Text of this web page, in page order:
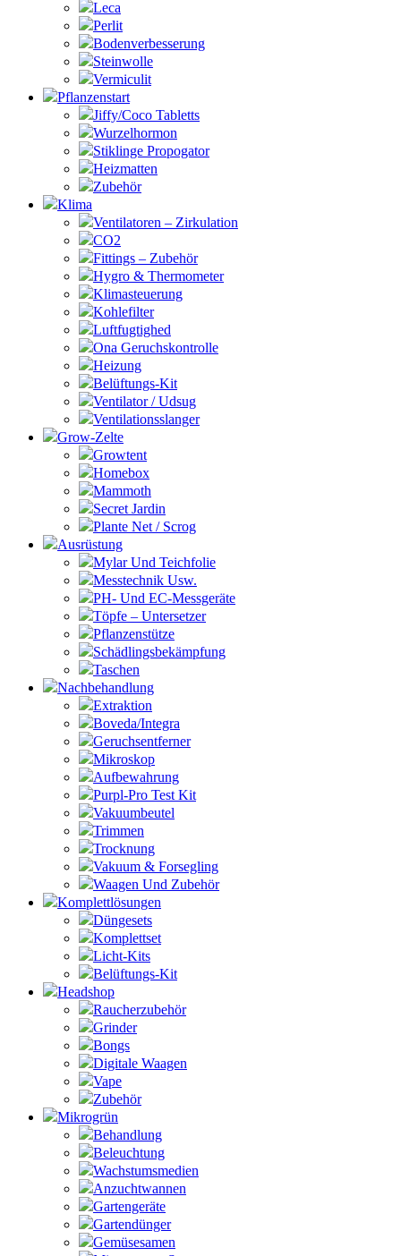
Leca
Perlit
Bodenverbesserung
Steinwolle
Vermiculit
Pflanzenstart
Jiffy/Coco Tabletts
Wurzelhormon
Stiklinge Propogator
Heizmatten
Zubehör
Klima
Ventilatoren – Zirkulation
CO2
Fittings – Zubehör
Hygro & Thermometer
Klimasteuerung
Kohlefilter
Luftfugtighed
Ona Geruchskontrolle
Heizung
Belüftungs-Kit
Ventilator / Udsug
Ventilationsslanger
Grow-Zelte
Growtent
Homebox
Mammoth
Secret Jardin
Plante Net / Scrog
Ausrüstung
Mylar Und Teichfolie
Messtechnik Usw.
PH- Und EC-Messgeräte
Töpfe – Untersetzer
Pflanzenstütze
Schädlingsbekämpfung
Taschen
Nachbehandlung
Extraktion
Boveda/Integra
Geruchsentferner
Mikroskop
Aufbewahrung
Purpl-Pro Test Kit
Vakuumbeutel
Trimmen
Trocknung
Vakuum & Forsegling
Waagen Und Zubehör
Komplettlösungen
Düngesets
Komplettset
Licht-Kits
Belüftungs-Kit
Headshop
Raucherzubehör
Grinder
Bongs
Digitale Waagen
Vape
Zubehör
Mikrogrün
Behandlung
Beleuchtung
Wachstumsmedien
Anzuchtwannen
Gartengeräte
Gartendünger
Gemüsesamen